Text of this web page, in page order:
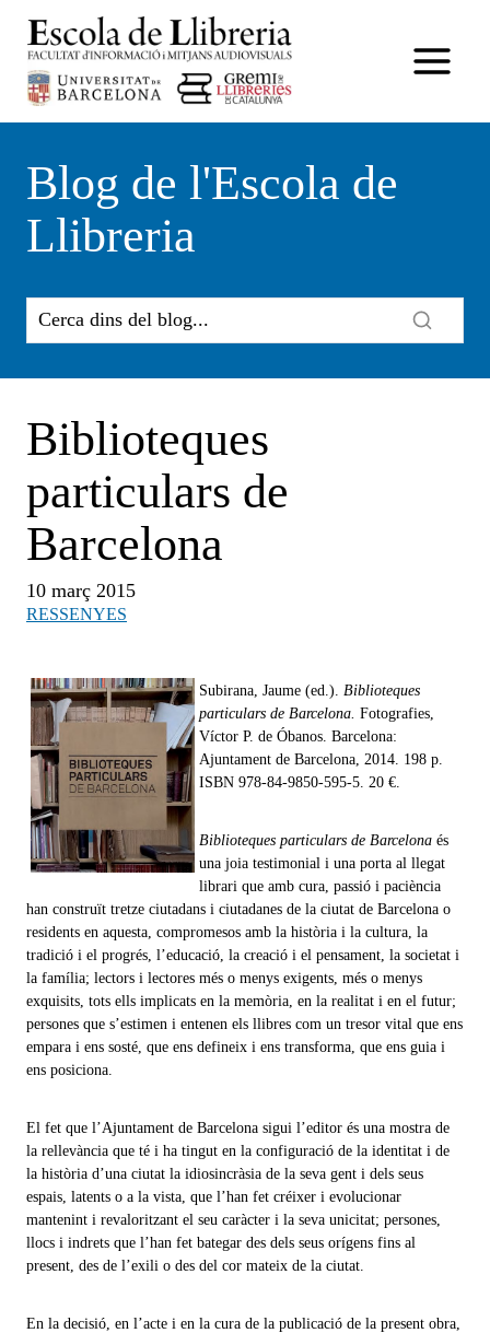
contingut
Blog de l'Escola de
Llibreria
Biblioteques
particulars de
Barcelona
10 març 2015
RESSENYES
Subirana, Jaume (ed.). Biblioteques
particulars de Barcelona. Fotografies,
Víctor P. de Óbanos. Barcelona:
Ajuntament de Barcelona, 2014. 198 p.
ISBN 978-84-9850-595-5. 20 €.
Biblioteques particulars de Barcelona és
una joia testimonial i una porta al llegat
librari que amb cura, passió i paciència
han construït tretze ciutadans i ciutadanes de la ciutat de Barcelona o
residents en aquesta, compromesos amb la història i la cultura, la
tradició i el progrés, l’educació, la creació i el pensament, la societat i
la família; lectors i lectores més o menys exigents, més o menys
exquisits, tots ells implicats en la memòria, en la realitat i en el futur;
persones que s’estimen i entenen els llibres com un tresor vital que ens
empara i ens sosté, que ens defineix i ens transforma, que ens guia i
ens posiciona.
El fet que l’Ajuntament de Barcelona sigui l’editor és una mostra de
la rellevància que té i ha tingut en la configuració de la identitat i de
la història d’una ciutat la idiosincràsia de la seva gent i dels seus
espais, latents o a la vista, que l’han fet créixer i evolucionar
mantenint i revaloritzant el seu caràcter i la seva unicitat; persones,
llocs i indrets que l’han fet bategar des dels seus orígens fins al
present, des de l’exili o des del cor mateix de la ciutat.
En la decisió, en l’acte i en la cura de la publicació de la present obra,